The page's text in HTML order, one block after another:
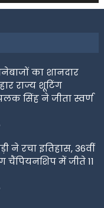
का शानदार
राज्य शूटिंग
सिंह ने जीता स्वर्ण
ने रचा इतिहास, 36वीं
चैंपियनशिप में जीते 11